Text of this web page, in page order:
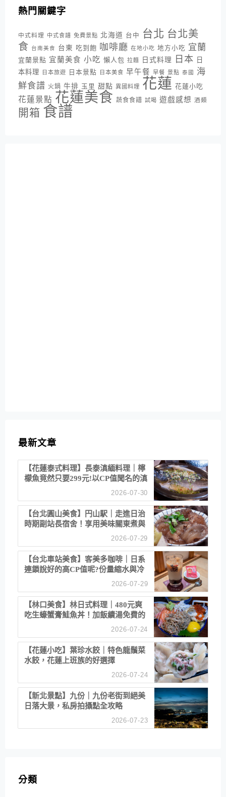
熱門關鍵字
中式料理 中式食譜 免費景點 北海道 台中 台北 台北美
食 台南美食 台東 吃到飽 咖啡廳 在地小吃 地方小吃 宜蘭
宜蘭景點 宜蘭美食 小吃 懶人包 拉麵 日式料理 日本 日
本料理
日本旅遊 日本景點 日本美食 早午餐 早餐 景點 泰國
海
鮮食譜 火鍋 牛排 玉里 甜點 異國料理 花蓮 花蓮小吃
花蓮景點 花蓮美食 蔬食食譜 試喝 遊戲感想 酒類
開箱 食譜
最新文章
【花蓮泰式料理】長泰滇緬料理｜檸
檬魚竟然只要299元!以CP值聞名的滇
2026-07-30
【台北圓山美食】円山駅｜走進日治
時期副站長宿舍！享用美味關東煮與
2026-07-29
【台北車站美食】客美多咖啡｜日系
連鎖說好的高CP值呢?份量縮水與冷
2026-07-29
【林口美食】林日式料理｜480元爽
吃生蠔蟹膏鮭魚丼！加飯續湯免費的
2026-07-24
【花蓮小吃】葉珍水餃｜特色龍鬚菜
水餃，花蓮上班族的好選擇
2026-07-24
【新北景點】九份｜九份老街到絕美
日落大景，私房拍攝點全攻略
2026-07-23
分類